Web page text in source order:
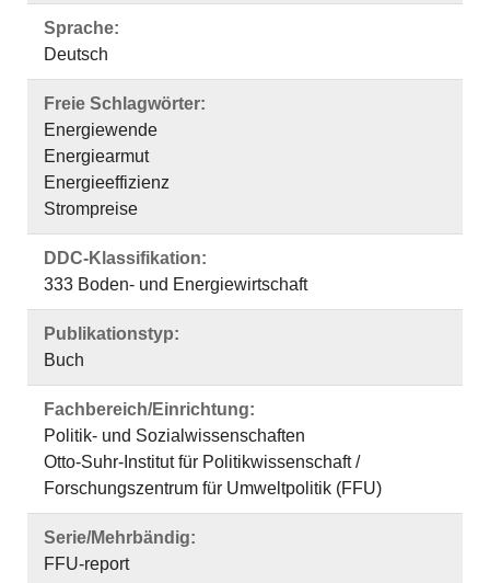
Sprache:
Deutsch
Freie Schlagwörter:
Energiewende
Energiearmut
Energieeffizienz
Strompreise
DDC-Klassifikation:
333 Boden- und Energiewirtschaft
Publikationstyp:
Buch
Fachbereich/Einrichtung:
Politik- und Sozialwissenschaften
Otto-Suhr-Institut für Politikwissenschaft /
Forschungszentrum für Umweltpolitik (FFU)
Serie/Mehrbändig:
FFU-report